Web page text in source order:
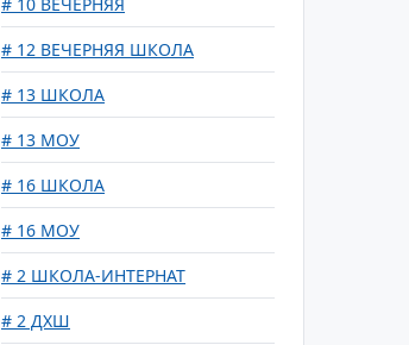
# 12 ВЕЧЕРНЯЯ ШКОЛА
# 13 ШКОЛА
# 13 МОУ
# 16 ШКОЛА
# 16 МОУ
# 2 ШКОЛА-ИНТЕРНАТ
# 2 ДХШ